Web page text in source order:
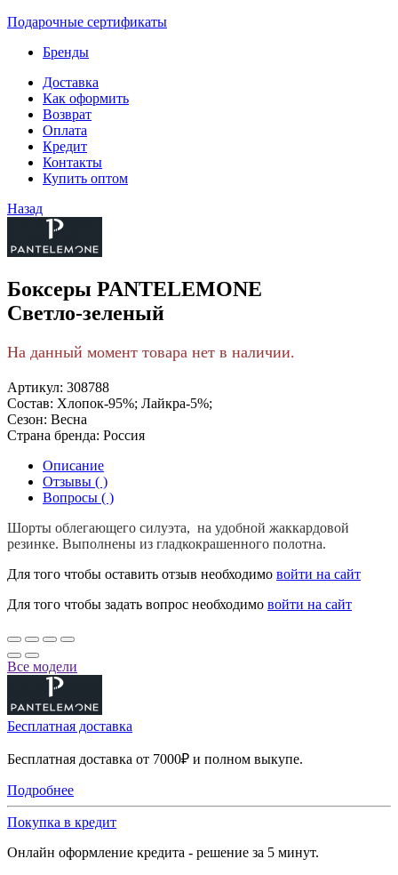
Подарочные сертификаты
Бренды
Доставка
Как оформить
Возврат
Оплата
Кредит
Контакты
Купить оптом
Назад
Боксеры PANTELEMONE
Светло-зеленый
На данный момент товара нет в наличии.
Артикул: 308788
Состав: Хлопок-95%; Лайкра-5%;
Сезон: Весна
Страна бренда: Россия
Описание
Отзывы ( )
Вопросы ( )
Шорты облегающего силуэта, на удобной жаккардовой
резинке. Выполнены из гладкокрашенного полотна.
Для того чтобы оставить отзыв необходимо войти на сайт
Для того чтобы задать вопрос необходимо войти на сайт
Все модели
Бесплатная доставка
Бесплатная доставка от 7000₽ и полном выкупе.
Подробнее
Покупка в кредит
Онлайн оформление кредита - решение за 5 минут.